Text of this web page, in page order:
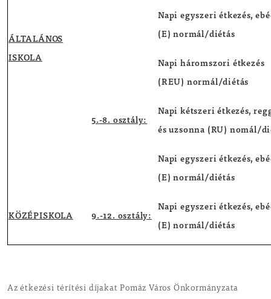
ÁLTALÁNOS
ISKOLA
Napi egyszeri étkezés,
(E) normál/diétás
5.-8. osztály:
Napi háromszori étkezés
(REU) normál/diétás
Napi kétszeri étkezés,
és uzsonna (RU) nomál/
Napi egyszeri étkezés,
(E) normál/diétás
KÖZÉPISKOLA 9.-12. osztály:
Napi egyszeri étkezés,
(E) normál/diétás
Az étkezési térítési díjakat Pomáz Város Önkormányzata